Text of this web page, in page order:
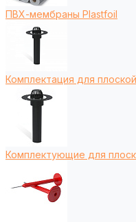
ПВХ-мембраны Plastfoil
Комплектация для
Комплектующие для